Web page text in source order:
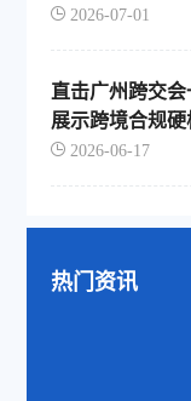
2026-07-01
直击广州跨交会
展示跨境合规硬
2026-06-17
热门资讯